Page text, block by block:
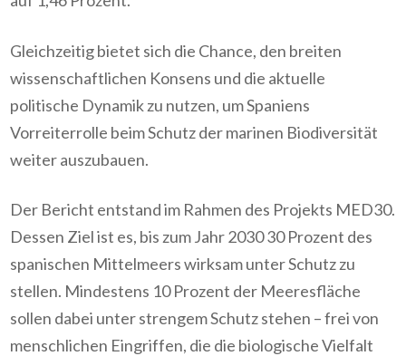
Gleichzeitig bietet sich die Chance, den breiten
wissenschaftlichen Konsens und die aktuelle
politische Dynamik zu nutzen, um Spaniens
Vorreiterrolle beim Schutz der marinen Biodiversität
weiter auszubauen.
Der Bericht entstand im Rahmen des Projekts MED30.
Dessen Ziel ist es, bis zum Jahr 2030 30 Prozent des
spanischen Mittelmeers wirksam unter Schutz zu
stellen. Mindestens 10 Prozent der Meeresfläche
sollen dabei unter strengem Schutz stehen – frei von
menschlichen Eingriffen, die die biologische Vielfalt